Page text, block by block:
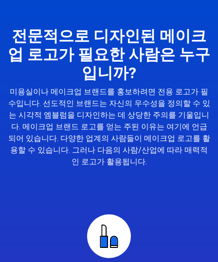
전문적으로 디자인된 메이크
업 로고가 필요한 사람은 누구
입니까?
미용실이나 메이크업 브랜드를 홍보하려면 전용 로고가 필
수입니다. 선도적인 브랜드는 자신의 우수성을 정의할 수 있
는 시각적 엠블럼을 디자인하는 데 상당한 주의를 기울입니
다. 메이크업 브랜드 로고를 얻는 주된 이유는 여기에 언급
되어 있습니다. 다양한 업계의 사람들이 메이크업 로고를 활
용할 수 있습니다. 그러나 다음의 사람/산업에 따라 매력적
인 로고가 활용됩니다.